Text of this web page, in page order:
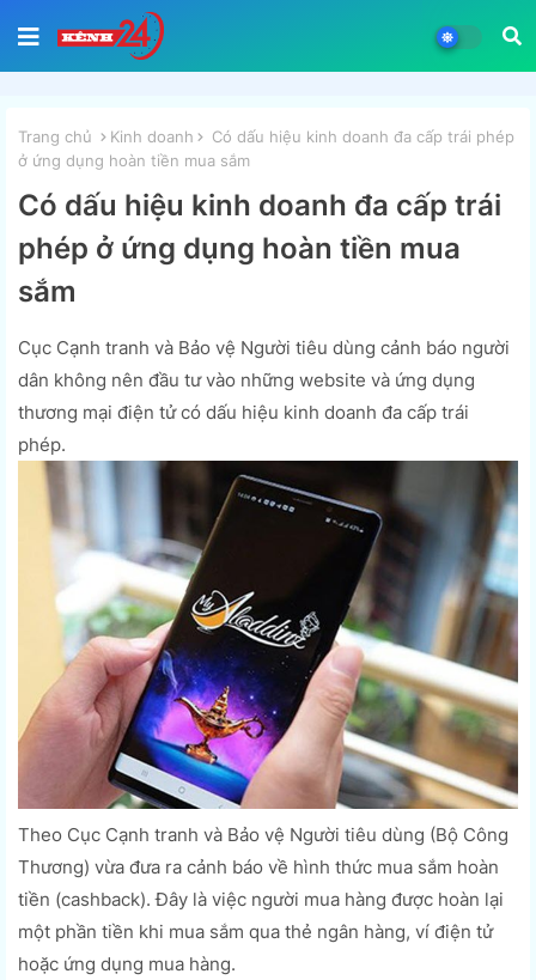
Trang chủ Kinh doanh
Có dấu hiệu kinh doanh đa cấp trái phép
ở ứng dụng hoàn tiền mua sắm
Có dấu hiệu kinh doanh đa cấp trái
phép ở ứng dụng hoàn tiền mua
sắm
Cục Cạnh tranh và Bảo vệ Người tiêu dùng cảnh báo người
dân không nên đầu tư vào những website và ứng dụng
thương mại điện tử có dấu hiệu kinh doanh đa cấp trái
phép.
Theo Cục Cạnh tranh và Bảo vệ Người tiêu dùng (Bộ Công
Thương) vừa đưa ra cảnh báo về hình thức mua sắm hoàn
tiền (cashback). Đây là việc người mua hàng được hoàn lại
một phần tiền khi mua sắm qua thẻ ngân hàng, ví điện tử
hoặc ứng dụng mua hàng.